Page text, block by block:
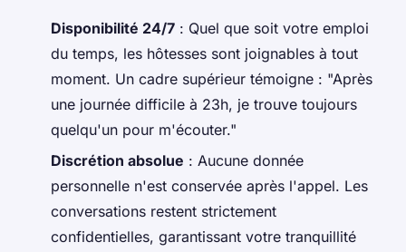
Disponibilité 24/7 : Quel que soit votre emploi
du temps, les hôtesses sont joignables à tout
moment. Un cadre supérieur témoigne : "Après
une journée difficile à 23h, je trouve toujours
quelqu'un pour m'écouter."
Discrétion absolue : Aucune donnée
personnelle n'est conservée après l'appel. Les
conversations restent strictement
confidentielles, garantissant votre tranquillité